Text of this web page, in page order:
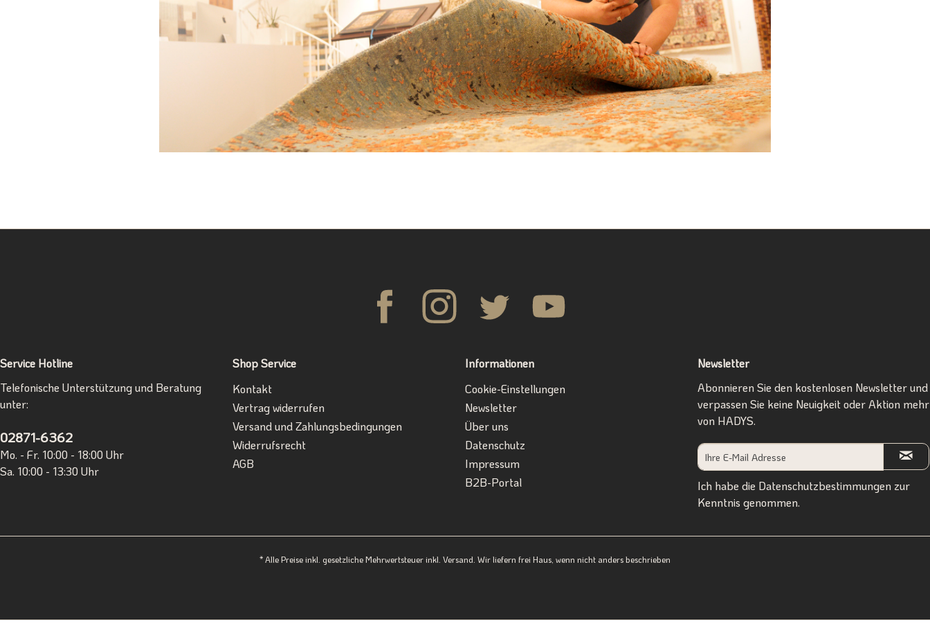
Service Hotline
Telefonische Unterstützung und Beratung
unter:
02871-6362
Mo. - Fr. 10:00 - 18:00 Uhr
Sa. 10:00 - 13:30 Uhr
Shop Service
Kontakt
Vertrag widerrufen
Versand und Zahlungsbedingungen
Widerrufsrecht
AGB
Informationen
Cookie-Einstellungen
Newsletter
Über uns
Datenschutz
Impressum
B2B-Portal
Newsletter
Abonnieren Sie den kostenlosen Newsletter und
verpassen Sie keine Neuigkeit oder Aktion mehr
von HADYS.
Ich habe die Datenschutzbestimmungen zur
Kenntnis genommen.
* Alle Preise inkl. gesetzliche Mehrwertsteuer inkl. Versand. Wir liefern frei Haus, wenn nicht anders beschrieben